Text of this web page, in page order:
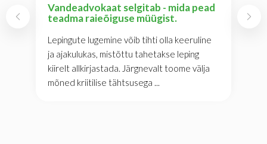
Vandeadvokaat selgitab - mida pead
teadma raieõiguse müügist.
Lepingute lugemine võib tihti olla keeruline
ja ajakulukas, mistõttu tahetakse leping
kiirelt allkirjastada. Järgnevalt toome välja
mõned kriitilise tähtsusega ...